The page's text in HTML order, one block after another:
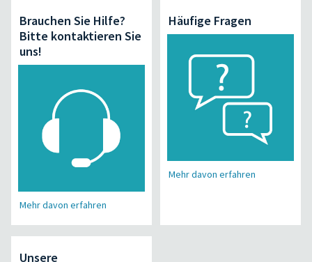
Brauchen Sie Hilfe?
Bitte kontaktieren Sie
uns!
Mehr davon erfahren
Häufige Fragen
Mehr davon erfahren
Unsere